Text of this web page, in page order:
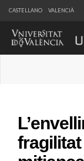
CASTELLANO VALENCIÀ